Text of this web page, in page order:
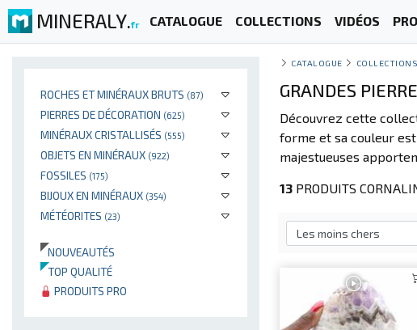
MINERALY.fr CATALOGUE COLLECTIONS VIDÉOS
ROCHES ET MINÉRAUX BRUTS (87)
PIERRES DE DÉCORATION (625)
MINÉRAUX CRISTALLISÉS (555)
OBJETS EN MINÉRAUX (922)
FOSSILES (175)
BIJOUX EN MINÉRAUX (354)
MÉTÉORITES (23)
NOUVEAUTÉS
TOP QUALITÉ
PRODUITS PRO
CATALOGUE COLLECTIONS
GRANDES
Découvrez cette
forme et sa couleur
majestueuses
13 PRODUITS